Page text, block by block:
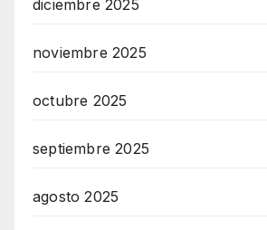
diciembre 2025
noviembre 2025
octubre 2025
septiembre 2025
agosto 2025